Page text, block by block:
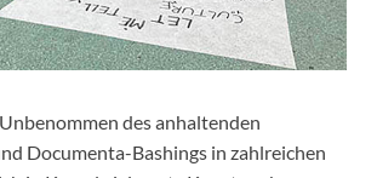
des anhaltenden
Documenta-Bashings in zahlreichen